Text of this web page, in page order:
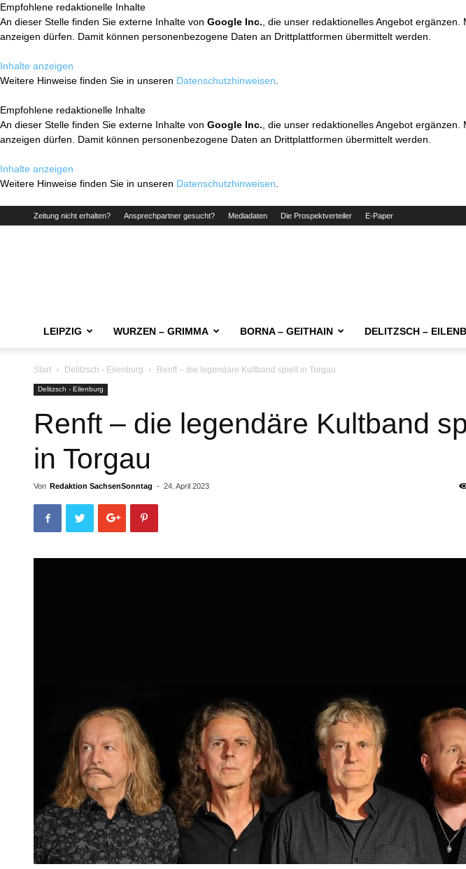
Empfohlene redaktionelle Inhalte
An dieser Stelle finden Sie externe Inhalte von Google Inc. , die unser redaktionelles Angebot
anzeigen dürfen. Damit können personenbezogene Daten an Drittplattformen übermittelt werden.
Inhalte anzeigen
Weitere Hinweise finden Sie in unseren Datenschutzhinweisen
Empfohlene redaktionelle Inhalte
An dieser Stelle finden Sie externe Inhalte von Google Inc. , die unser redaktionelles Angebot
anzeigen dürfen. Damit können personenbezogene Daten an Drittplattformen übermittelt werden.
Inhalte anzeigen
Weitere Hinweise finden Sie in unseren Datenschutzhinweisen
Zeitung nicht erhalten? Ansprechpartner gesucht? Mediadaten Die Prospektverteiler E-Paper
LEIPZIG WURZEN – GRIMMA BORNA – GEITHAIN DELITZSCH –
Start Delitzsch - Eilenburg Renft – die legendäre Kultband spielt in Torgau
Delitzsch - Eilenburg
Renft – die legendäre Kultband
in Torgau
Von Redaktion SachsenSonntag - 24. April 2023